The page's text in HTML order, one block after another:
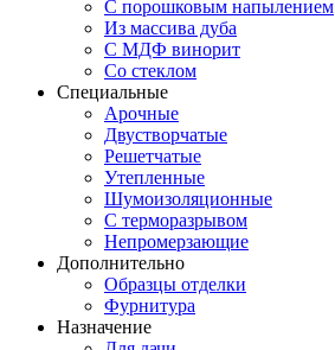
С порошковым напылением
Из массива дуба
С МДФ винорит
Со стеклом
Специальные
Арочные
Двустворчатые
Решетчатые
Утепленные
Шумоизоляционные
С терморазрывом
Непромерзающие
Дополнительно
Образцы отделки
Фурнитура
Назначение